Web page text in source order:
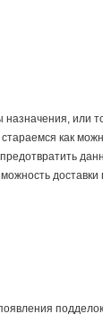
или
как
доставки